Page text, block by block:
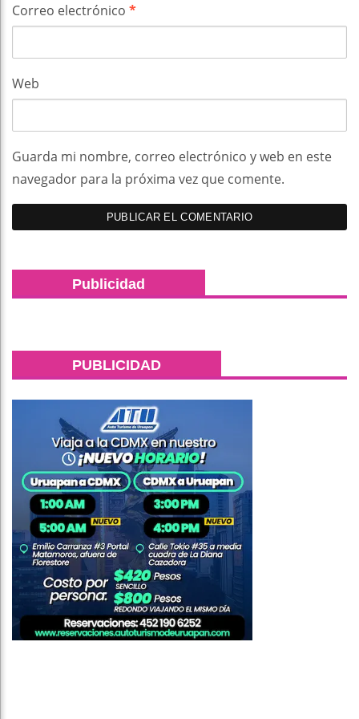
Correo electrónico *
Web
Guarda mi nombre, correo electrónico y web en este
navegador para la próxima vez que comente.
Publicidad
PUBLICIDAD